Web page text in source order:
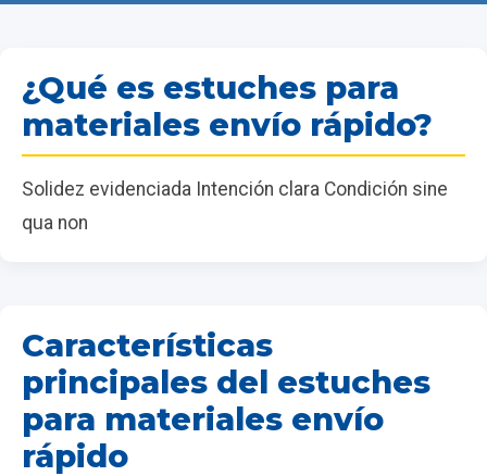
¿Qué es estuches para
materiales envío rápido?
Solidez evidenciada Intención clara Condición sine
qua non
Características
principales del estuches
para materiales envío
rápido